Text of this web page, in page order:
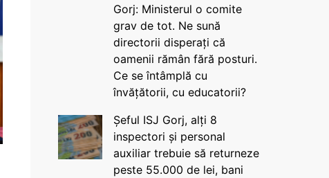
Gorj: Ministerul o comite
grav de tot. Ne sună
directorii disperați că
oamenii rămân fără posturi.
Ce se întâmplă cu
învățătorii, cu educatorii?
Șeful ISJ Gorj, alți 8
inspectori și personal
auxiliar trebuie să returneze
peste 55.000 de lei, bani